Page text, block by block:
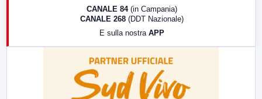
CANALE 84 (in Campania)
CANALE 268 (DDT Nazionale)
E sulla nostra APP